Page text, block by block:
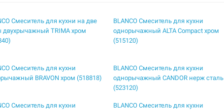
Смеситель для кухни на две
двухрычажный TRIMA хром
BLANCO Смеситель для кухни
однорычажный ALTA Compact хром
(515120)
Смеситель для кухни
BRAVON хром (518818)
BLANCO Смеситель для кухни
однорычажный CANDOR нерж сталь
(523120)
Смеситель для кухни BLANCO Смеситель для кухни